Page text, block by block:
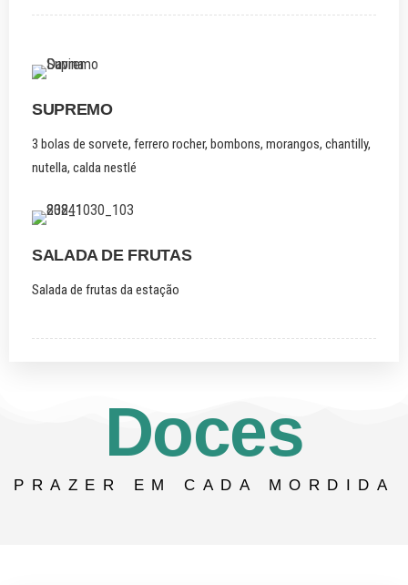
SUPREMO
3 bolas de sorvete, ferrero rocher, bombons, morangos, chantilly,
nutella, calda nestlé
SALADA DE FRUTAS
Salada de frutas da estação
Doces
PRAZER EM CADA MORDIDA